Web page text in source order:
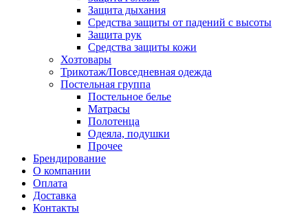
Защита дыхания
Средства защиты от падений с высоты
Защита рук
Средства защиты кожи
Хозтовары
Трикотаж/Повседневная одежда
Постельная группа
Постельное белье
Матрасы
Полотенца
Одеяла, подушки
Прочее
Брендирование
О компании
Оплата
Доставка
Контакты